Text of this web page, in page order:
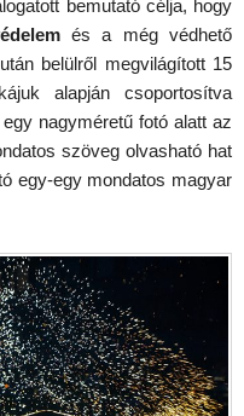
bemutató célja, hogy
és a még védhető
belülről megvilágított 15
alapján csoportosítva
nagyméretű fotó alatt az
szöveg olvasható hat
egy-egy mondatos magyar